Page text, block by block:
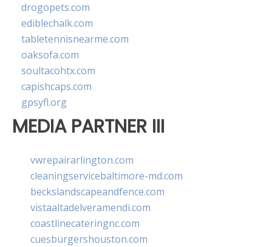
drogopets.com
ediblechalk.com
tabletennisnearme.com
oaksofa.com
soultacohtx.com
capishcaps.com
gpsyfl.org
MEDIA PARTNER III
vwrepairarlington.com
cleaningservicebaltimore-md.com
beckslandscapeandfence.com
vistaaltadelveramendi.com
coastlinecateringnc.com
cuesburgershouston.com